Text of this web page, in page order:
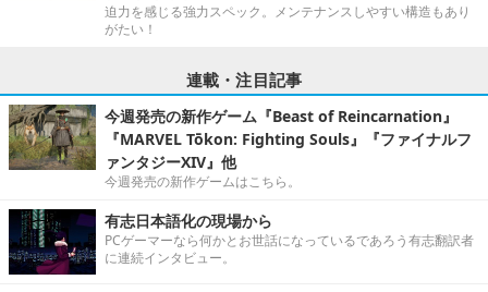
迫力を感じる強力スペック。メンテナンスしやすい構造もあり
がたい！
連載・注目記事
今週発売の新作ゲーム『Beast of Reincarnation』
『MARVEL Tōkon: Fighting Souls』『ファイナルフ
ァンタジーXIV』他
今週発売の新作ゲームはこちら。
有志日本語化の現場から
PCゲーマーなら何かとお世話になっているであろう有志翻訳者
に連続インタビュー。